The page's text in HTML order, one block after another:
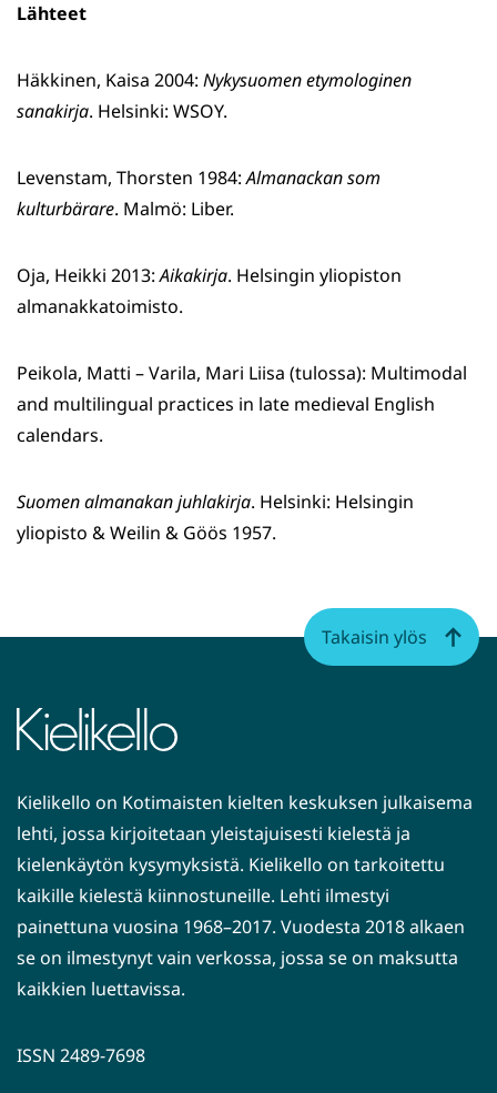
Lähteet
Häkkinen, Kaisa 2004: Nykysuomen etymologinen
sanakirja. Helsinki: WSOY.
Levenstam, Thorsten 1984:Almanackan som
kulturbärare. Malmö: Liber.
Oja, Heikki 2013:Aikakirja. Helsingin yliopiston
almanakkatoimisto.
Peikola, Matti – Varila, Mari Liisa (tulossa): Multimodal
and multilingual practices in late medieval English
calendars.
Suomen almanakan juhlakirja. Helsinki: Helsingin
yliopisto & Weilin & Göös 1957.
Kielikello on Kotimaisten kielten keskuksen julkaisema
lehti, jossa kirjoitetaan yleistajuisesti kielestä ja
kielenkäytön kysymyksistä. Kielikello on tarkoitettu
kaikille kielestä kiinnostuneille. Lehti ilmestyi
painettuna vuosina 1968–2017. Vuodesta 2018 alkaen
se on ilmestynyt vain verkossa, jossa se on maksutta
kaikkien luettavissa.
ISSN 2489-7698
Takaisin ylös